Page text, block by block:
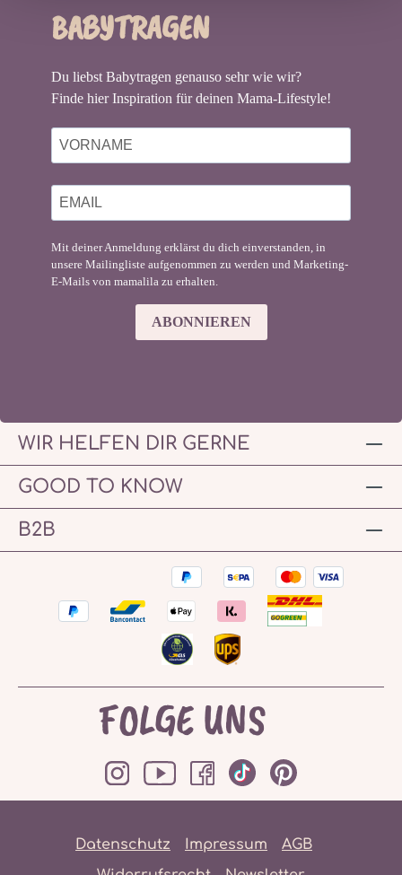
BABYTRAGEN
Du liebst Babytragen genauso sehr wie wir?
Finde hier Inspiration für deinen Mama-Lifestyle!
Mit deiner Anmeldung erklärst du dich einverstanden, in
unsere Mailingliste aufgenommen zu werden und Marketing-
E-Mails von mamalila zu erhalten.
ABONNIEREN
WIR HELFEN DIR GERNE
GOOD TO KNOW
B2B
FOLGE UNS
Datenschutz Impressum
AGB